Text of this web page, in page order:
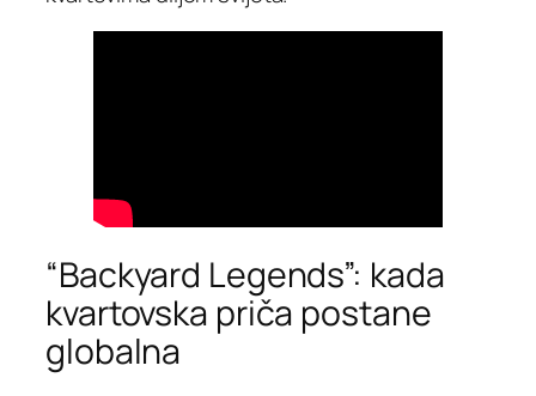
“Backyard Legends”: kada
kvartovska priča postane
globalna